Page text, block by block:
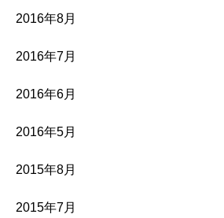
2016年8月
2016年7月
2016年6月
2016年5月
2015年8月
2015年7月